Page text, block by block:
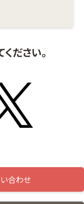
ださい。
合わせ